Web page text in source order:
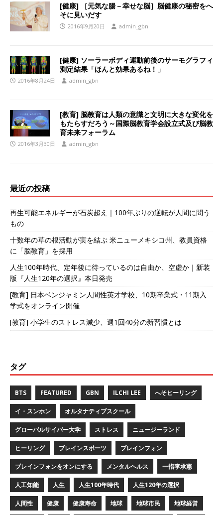
[健康] ［元気な腸－幸せな脳］脳健康の秘密をへ
そに見いだす
2016年9月20日 admin_gbn
[健康] ソーラーボディ運動前後のサーモグラフィ
測定結果「ほんと効果あるね！」
2016年8月24日 admin_gbn
[教育] 脳教育は人類の意識と文明に大きな変化を
もたらすだろう～国際脳教育学会設立式及び脳教
育未来フォーラム
2016年3月30日 admin_gbn
最近の投稿
再生可能エネルギーが石炭超え｜100年ぶりの逆転が人間に問う
もの
十数年の草の根活動が実を結ぶ 米ニューメキシコ州、教員資格
に「脳教育」を採用
人生100年時代、定年後に待っているのは自由か、空虚か｜新装
版『人生120年の選択』本日発売
[教育] 日本ベンジャミン人間性英才学校、10期卒業式・11期入
学式をオンライン開催
[教育] 小学生のストレス減少、週1回40分の新習慣とは
タグ
BTS FEATURED GBN ILCHI LEE へそヒーリング
イ・スンホン オルタナティブスクール
グローバルサイバー大学 ストレス ニュージーランド
ヒーリング ブレインスポーツ ブレインフォン
ブレインフォンをオンにする メンタルヘルス 一指李承憲
人工知能 人生 人生100年時代 人生120年の選択
人間性 健康 健康寿命 地球 地球市民 地球経営